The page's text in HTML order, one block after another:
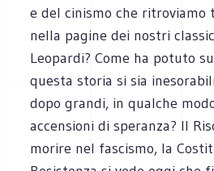
e del cinismo che
nella pagine dei nostri
Leopardi? Come ha potuto
questa storia si sia
dopo grandi, in qualche
accensioni di speranza? Il
morire nel fascismo, la